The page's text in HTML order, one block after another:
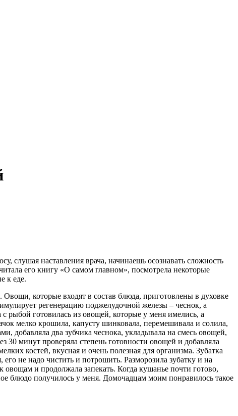
слушая наставления врача, начинаешь осознавать сложность
его книгу «О самом главном», посмотрела некоторые
к еде.
которые входят в состав блюда, приготовлены в духовке
регенерацию поджелудочной железы – чеснок, а
рыбой готовилась из овощей, которые у меня имелись, а
мелко крошила, капусту шинковала, перемешивала и солила,
добавляла два зубчика чеснока, укладывала на смесь овощей,
минут проверяла степень готовности овощей и добавляла
костей, вкусная и очень полезная для организма. Зубатка
не надо чистить и потрошить. Разморозила зубатку и на
овощам и продолжала запекать. Когда кушанье почти готово,
блюдо получилось у меня. Домочадцам моим понравилось такое